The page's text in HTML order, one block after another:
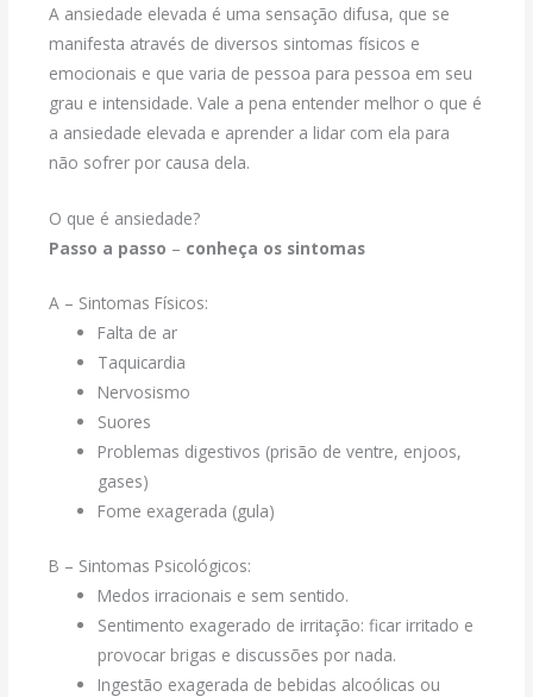
A ansiedade elevada é uma sensação difusa, que se
manifesta através de diversos sintomas físicos e
emocionais e que varia de pessoa para pessoa em seu
grau e intensidade. Vale a pena entender melhor o que é
a ansiedade elevada e aprender a lidar com ela para
não sofrer por causa dela.
O que é ansiedade?
Passo a passo – conheça os sintomas
A – Sintomas Físicos:
Falta de ar
Taquicardia
Nervosismo
Suores
Problemas digestivos (prisão de ventre, enjoos,
gases)
Fome exagerada (gula)
B – Sintomas Psicológicos:
Medos irracionais e sem sentido.
Sentimento exagerado de irritação: ficar irritado e
provocar brigas e discussões por nada.
Ingestão exagerada de bebidas alcoólicas ou